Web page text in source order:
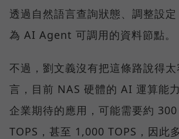
透過自然語言查詢狀態、調整設
為 AI Agent 可調用的資料節點。
不過，劉文義沒有把這條路說得太
言，目前 NAS 硬體的 AI 運算能
企業期待的應用，可能需要約
TOPS，甚至 1,000 TOPS，因此